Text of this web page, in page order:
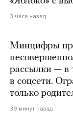
3 часа назад
Минцифры
рассылки — в
в соцсети.
только
39 минут назад